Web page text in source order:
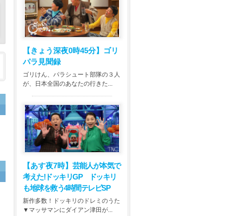
【きょう深夜0時45分】
ゴリ
パラ見聞録
ゴリけん、パラシュート部隊の３人
が、日本全国のあなたの行きた...
【あす夜7時】 芸能人が本気で
考えた!ドッキリGP ドッキリ
も地球を救う4時間テレビSP
新作多数！ドッキリのドレミのうた
▼マッサマンにダイアン津田が...